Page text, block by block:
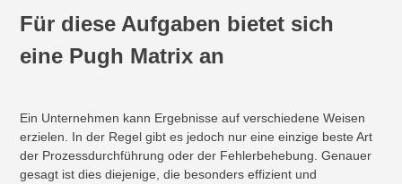
Für diese Aufgaben bietet sich
eine Pugh Matrix an
Ein Unternehmen kann Ergebnisse auf verschiedene Weisen
erzielen. In der Regel gibt es jedoch nur eine einzige beste Art
der Prozessdurchführung oder der Fehlerbehebung. Genauer
gesagt ist dies diejenige, die besonders effizient und